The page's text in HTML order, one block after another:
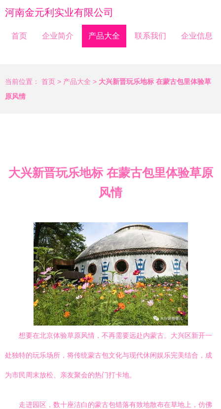
河南金元利实业有限公司
首页 企业简介 产品大全 联系我们 企业信息
当前位置： 首页 > 产品大全 > 大兴新晋玩乐地标 在蒙古包里体验草
原风情
大兴新晋玩乐地标 在蒙古包里体验草原
风情
想要在北京体验草原风情，不再需要远赴内蒙古。大兴区新开一
处独特的玩乐场所，将传统蒙古包文化与现代休闲娱乐完美结合，成
为市民周末放松、亲友聚会的热门打卡地。
走进园区，数十座洁白的蒙古包错落有致地散布在草地上，仿佛